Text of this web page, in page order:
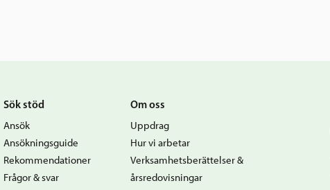
Sök stöd
Ansök
Ansökningsguide
Rekommendationer
Frågor & svar
Om oss
Uppdrag
Hur vi arbetar
Verksamhetsberättelser &
årsredovisningar